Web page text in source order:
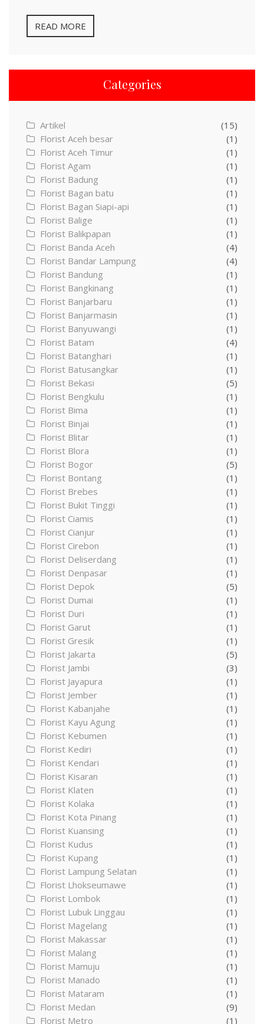
READ MORE
Categories
Artikel
(15)
Florist Aceh besar
(1)
Florist Aceh Timur
(1)
Florist Agam
(1)
Florist Badung
(1)
Florist Bagan batu
(1)
Florist Bagan Siapi-api
(1)
Florist Balige
(1)
Florist Balikpapan
(1)
Florist Banda Aceh
(4)
Florist Bandar Lampung
(4)
Florist Bandung
(1)
Florist Bangkinang
(1)
Florist Banjarbaru
(1)
Florist Banjarmasin
(1)
Florist Banyuwangi
(1)
Florist Batam
(4)
Florist Batanghari
(1)
Florist Batusangkar
(1)
Florist Bekasi
(5)
Florist Bengkulu
(1)
Florist Bima
(1)
Florist Binjai
(1)
Florist Blitar
(1)
Florist Blora
(1)
Florist Bogor
(5)
Florist Bontang
(1)
Florist Brebes
(1)
Florist Bukit Tinggi
(1)
Florist Ciamis
(1)
Florist Cianjur
(1)
Florist Cirebon
(1)
Florist Deliserdang
(1)
Florist Denpasar
(1)
Florist Depok
(5)
Florist Dumai
(1)
Florist Duri
(1)
Florist Garut
(1)
Florist Gresik
(1)
Florist Jakarta
(5)
Florist Jambi
(3)
Florist Jayapura
(1)
Florist Jember
(1)
Florist Kabanjahe
(1)
Florist Kayu Agung
(1)
Florist Kebumen
(1)
Florist Kediri
(1)
Florist Kendari
(1)
Florist Kisaran
(1)
Florist Klaten
(1)
Florist Kolaka
(1)
Florist Kota Pinang
(1)
Florist Kuansing
(1)
Florist Kudus
(1)
Florist Kupang
(1)
Florist Lampung Selatan
(1)
Florist Lhokseumawe
(1)
Florist Lombok
(1)
Florist Lubuk Linggau
(1)
Florist Magelang
(1)
Florist Makassar
(1)
Florist Malang
(1)
Florist Mamuju
(1)
Florist Manado
(1)
Florist Mataram
(1)
Florist Medan
(9)
Florist Metro
(1)